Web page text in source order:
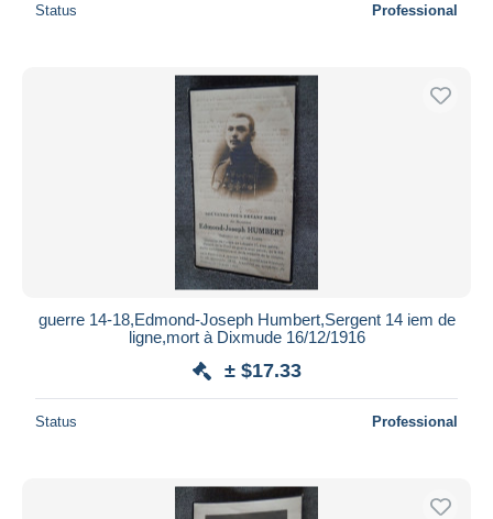
Status Professional
guerre 14-18,Edmond-Joseph Humbert,Sergent 14 iem de
ligne,mort à Dixmude 16/12/1916
± $17.33
Status Professional